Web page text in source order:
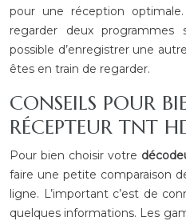
pour une réception
regarder deux programmes
possible d’enregistrer une
êtes en train de regarder.
CONSEILS POUR
RÉCEPTEUR TNT
Pour bien choisir votre
faire une petite comparaison
ligne. L’important c’est de
quelques informations. Les